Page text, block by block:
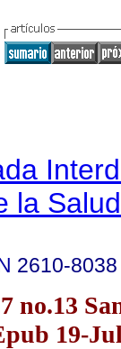
la
2610-8038
no.13
19-